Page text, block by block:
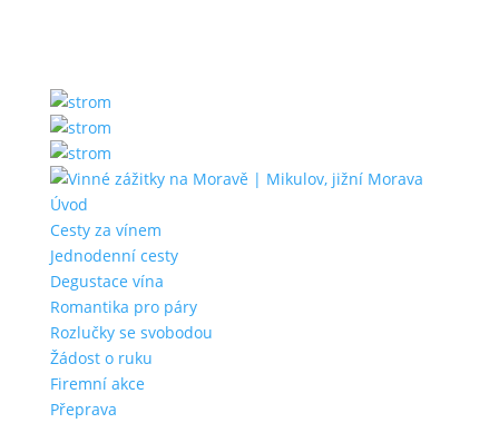
Úvod
Cesty za vínem
Jednodenní cesty
Degustace vína
Romantika pro páry
Rozlučky se svobodou
Žádost o ruku
Firemní akce
Přeprava